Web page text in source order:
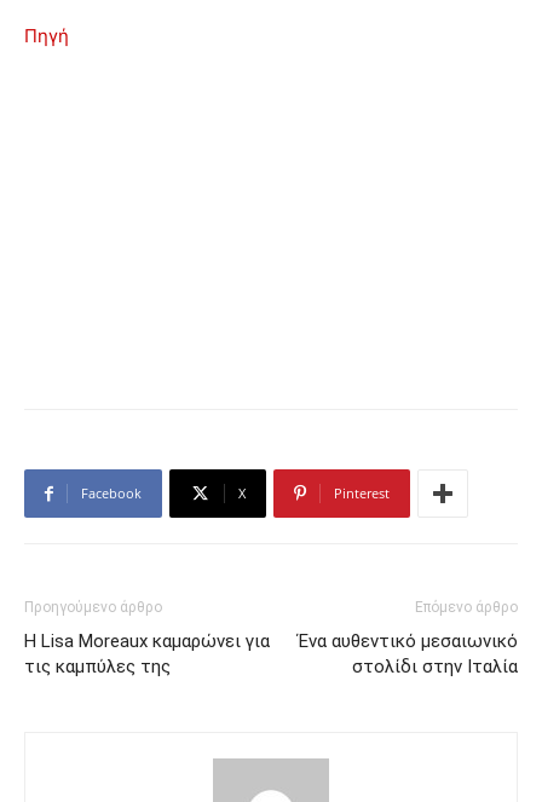
Πηγή
Facebook X Pinterest
Προηγούμενο άρθρο
Η Lisa Moreaux καμαρώνει για
τις καμπύλες της
Επόμενο άρθρο
Ένα αυθεντικό μεσαιωνικό
στολίδι στην Ιταλία